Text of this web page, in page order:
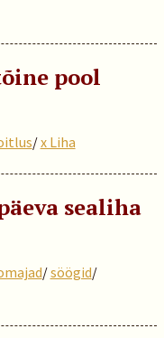
pool
/x Liha
sealiha
/söögid/